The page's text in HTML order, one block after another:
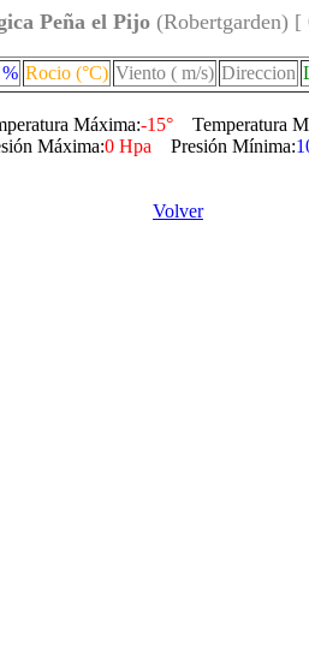
Peña el Pijo (Robertgarden)
Rocio (°C) Viento ( m/s) Direccion
Máxima:-15° Temperatura
Máxima:0 Hpa Presión Mínima:
Volver